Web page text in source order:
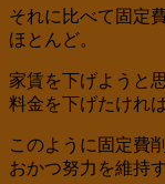
それに比べて固定
ほとんど。
家賃を下げようと
料金を下げたけれ
このように固定費
おかつ努力を維持